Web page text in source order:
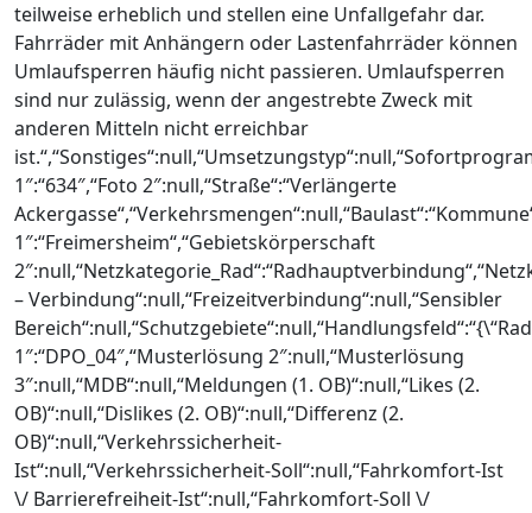
teilweise erheblich und stellen eine Unfallgefahr dar.
Fahrräder mit Anhängern oder Lastenfahrräder können
Umlaufsperren häufig nicht passieren. Umlaufsperren
sind nur zulässig, wenn der angestrebte Zweck mit
anderen Mitteln nicht erreichbar
1″:“634″,“Foto 2″:null,“Straße“:“Verlängerte
1″:“Freimersheim“,“Gebietskörperschaft
– Verbindung“:null,“Freizeitverbindung“:null,“Sensibler
1″:“DPO_04″,“Musterlösung 2″:null,“Musterlösung
3″:null,“MDB“:null,“Meldungen (1. OB)“:null,“Likes (2.
OB)“:null,“Dislikes (2. OB)“:null,“Differenz (2.
OB)“:null,“Verkehrssicherheit-
Ist“:null,“Verkehrssicherheit-Soll“:null,“Fahrkomfort-Ist
\/ Barrierefreiheit-Ist“:null,“Fahrkomfort-Soll \/